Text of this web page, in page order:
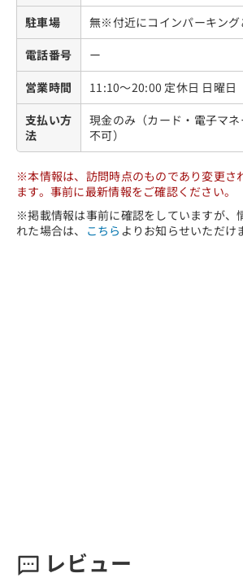
駐車場
無※付近にコインパーキング
電話番号
ー
営業時間
11:10～20:00 定休日 日曜日
支払い方
法
現金のみ（カード・電子マ
不可）
※本情報は、訪問時点のものであり変更さ
ます。事前に最新情報をご確認ください。
※掲載情報は事前に確認をしていますが、
れた場合は、 こちら よりお知らせいただけ
レビュー